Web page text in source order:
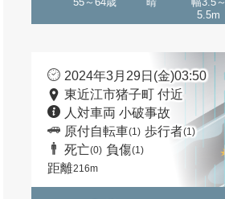
5.5m
2024年3月29日(金)03:50
東近江市猪子町 付近
人対車両 小破事故
原付自転車(1) 歩行者(1)
死亡(0) 負傷(1)
距離216m